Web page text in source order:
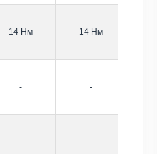
14 Нм 14 Нм
- -